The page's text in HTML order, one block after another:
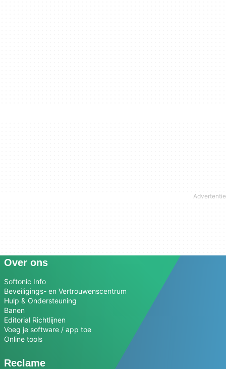
Over ons
Softonic Info
Beveiligings- en Vertrouwenscentrum
Hulp & Ondersteuning
Banen
Editorial Richtlijnen
Voeg je software / app toe
Online tools
Reclame